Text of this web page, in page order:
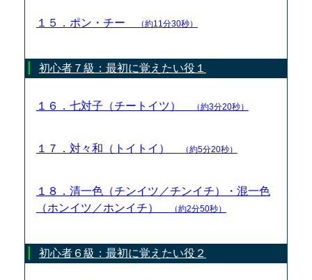
１５．ポン・チー （約11分30秒）
初心者７級：最初に覚えたい役１
１６．七対子（チートイツ） （約3分20秒）
１７．対々和（トイトイ） （約5分20秒）
１８．清一色（チンイツ／チンイチ）・混一色
（ホンイツ／ホンイチ）
（約2分50秒）
初心者６級：最初に覚えたい役２